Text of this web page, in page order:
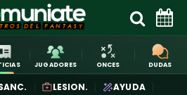
JUGADORES ONCES DUDAS
LESION. AYUDA